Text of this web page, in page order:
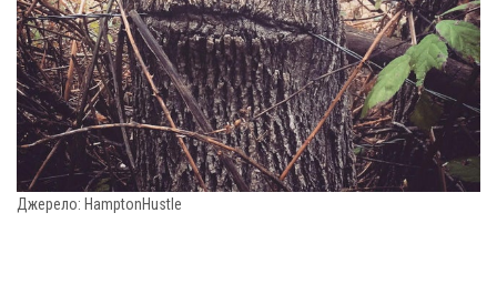
Джерело: HamptonHustle